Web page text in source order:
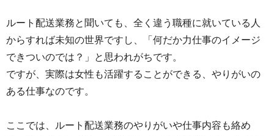
ルート配送業務と聞いても、全く違う職種に就いている人
からすれば未知の世界ですし、「何だか力仕事のイメージ
できついのでは？」と思われがちです。
ですが、実際は女性も活躍することができる、やりがいの
ある仕事なのです。
ここでは、ルート配送業務のやりがいや仕事内容も絡め